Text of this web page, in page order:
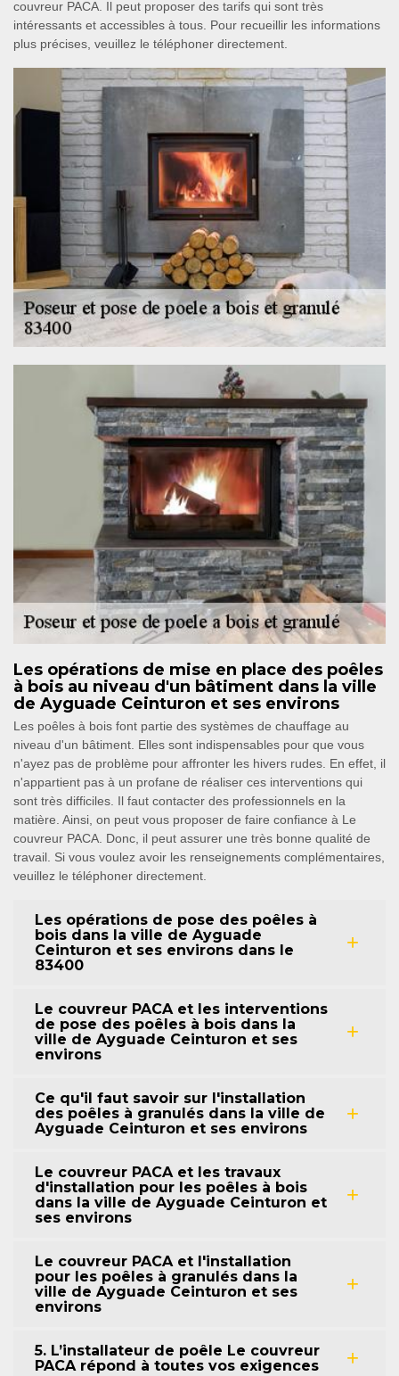
couvreur PACA. Il peut proposer des tarifs qui sont très
intéressants et accessibles à tous. Pour recueillir les informations
plus précises, veuillez le téléphoner directement.
Les opérations de mise en place des poêles
à bois au niveau d'un bâtiment dans la ville
de Ayguade Ceinturon et ses environs
Les poêles à bois font partie des systèmes de chauffage au
niveau d'un bâtiment. Elles sont indispensables pour que vous
n'ayez pas de problème pour affronter les hivers rudes. En effet, il
n'appartient pas à un profane de réaliser ces interventions qui
sont très difficiles. Il faut contacter des professionnels en la
matière. Ainsi, on peut vous proposer de faire confiance à Le
couvreur PACA. Donc, il peut assurer une très bonne qualité de
travail. Si vous voulez avoir les renseignements complémentaires,
veuillez le téléphoner directement.
Les opérations de pose des poêles à
bois dans la ville de Ayguade
Ceinturon et ses environs dans le
83400
Le couvreur PACA et les interventions
de pose des poêles à bois dans la
ville de Ayguade Ceinturon et ses
environs
Ce qu'il faut savoir sur l'installation
des poêles à granulés dans la ville de
Ayguade Ceinturon et ses environs
Le couvreur PACA et les travaux
d'installation pour les poêles à bois
dans la ville de Ayguade Ceinturon et
ses environs
Le couvreur PACA et l'installation
pour les poêles à granulés dans la
ville de Ayguade Ceinturon et ses
environs
5. L’installateur de poêle Le couvreur
PACA répond à toutes vos exigences